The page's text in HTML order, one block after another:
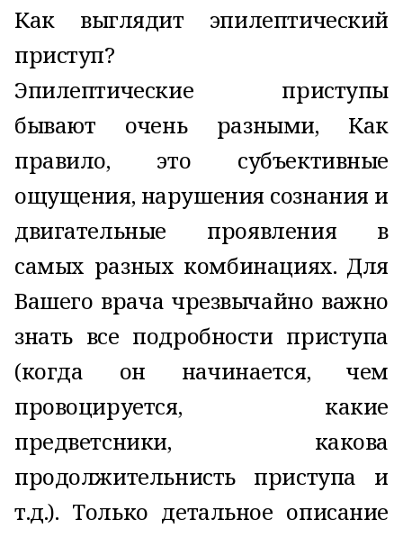
Как выглядит эпилептический
приступ?
Эпилептические приступы
бывают очень разными, Как
правило, это субъективные
ощущения, нарушения сознания и
двигательные проявления в
самых разных комбинациях. Для
Вашего врача чрезвычайно важно
знать все подробности приступа
(когда он начинается, чем
провоцируется, какие
предветсники, какова
продолжительнисть приступа и
т.д.). Только детальное описание